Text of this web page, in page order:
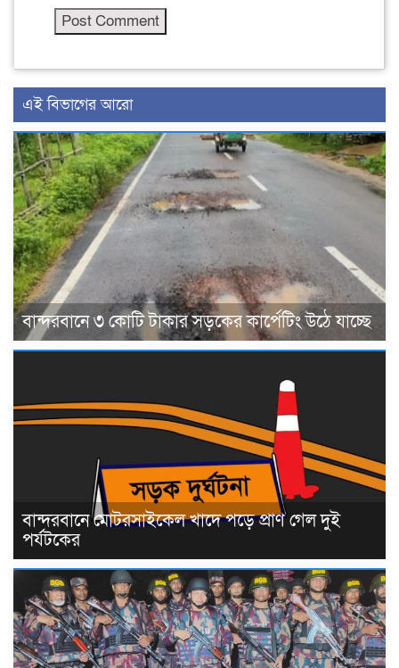
এই বিভাগের আরো
বান্দরবানে ৩ কোটি টাকার সড়কের কার্পেটিং উঠে যাচ্ছে
বান্দরবানে মোটরসাইকেল খাদে পড়ে প্রাণ গেল দুই
পর্যটকের